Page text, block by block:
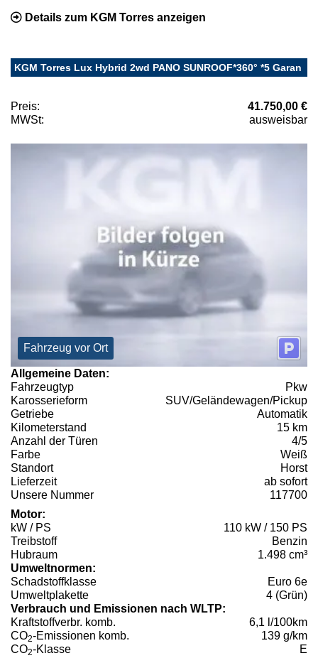
Details zum KGM Torres anzeigen
KGM Torres Lux Hybrid 2wd PANO SUNROOF*360° *5 Garan
Preis:
41.750,00 €
MWSt:
ausweisbar
Fahrzeug vor Ort
Allgemeine Daten:
Fahrzeugtyp
Pkw
Karosserieform
SUV/Geländewagen/Pickup
Getriebe
Automatik
Kilometerstand
15 km
Anzahl der Türen
4/5
Farbe
Weiß
Standort
Horst
Lieferzeit
ab sofort
Unsere Nummer
117700
Motor:
kW / PS
110 kW / 150 PS
Treibstoff
Benzin
Hubraum
1.498 cm³
Umweltnormen:
Schadstoffklasse
Euro 6e
Umweltplakette
4 (Grün)
Verbrauch und Emissionen nach WLTP:
Kraftstoffverbr. komb.
6,1 l/100km
CO2-Emissionen komb.
139 g/km
CO2-Klasse E